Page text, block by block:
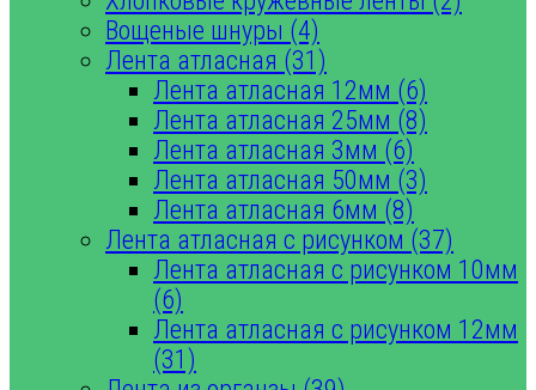
Вощеные шнуры (4)
Лента атласная (31)
Лента атласная 12мм (6)
Лента атласная 25мм (8)
Лента атласная 3мм (6)
Лента атласная 50мм (3)
Лента атласная 6мм (8)
Лента атласная с рисунком (37)
Лента атласная с рисунком 10мм
(6)
Лента атласная с рисунком 12мм
(31)